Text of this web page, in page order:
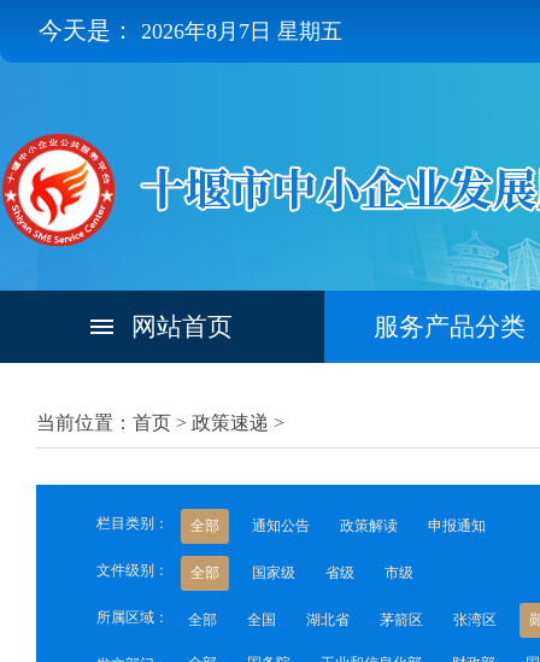
今天是： 2026年8月7日 星期五
网站首页 服务产品分类
当前位置：首页 > 政策速递 >
栏目类别： 全部 通知公告 政策解读 申报通知
文件级别： 全部 国家级 省级 市级
所属区域： 全部 全国 湖北省 茅箭区 张湾区